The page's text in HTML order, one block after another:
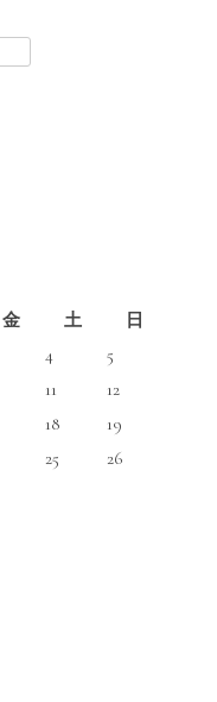
金 土
日
4
5
11
12
18
19
25
26